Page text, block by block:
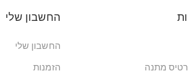
מתנה
החשבון שלי
החשבון שלי
הזמנות